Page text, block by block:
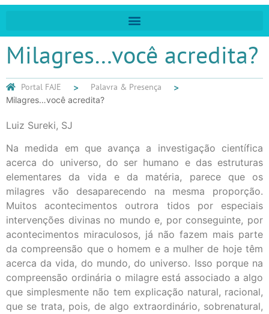
Milagres…você acredita?
Portal FAJE Palavra & Presença
Milagres…você acredita?
Luiz Sureki, SJ
Na medida em que avança a investigação científica
acerca do universo, do ser humano e das estruturas
elementares da vida e da matéria, parece que os
milagres vão desaparecendo na mesma proporção.
Muitos acontecimentos outrora tidos por especiais
intervenções divinas no mundo e, por conseguinte, por
acontecimentos miraculosos, já não fazem mais parte
da compreensão que o homem e a mulher de hoje têm
acerca da vida, do mundo, do universo. Isso porque na
compreensão ordinária o milagre está associado a algo
que simplesmente não tem explicação natural, racional,
que se trata, pois, de algo extraordinário, sobrenatural,